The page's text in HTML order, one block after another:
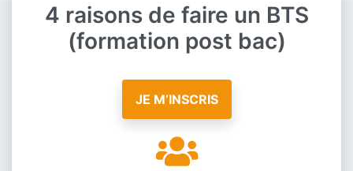
4 raisons de faire un BTS
(formation post bac)
JE M’INSCRIS
1